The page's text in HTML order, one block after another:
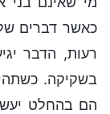
כאשר דברים
רעות, הדבר
בשקיקה.
הם בהחלט